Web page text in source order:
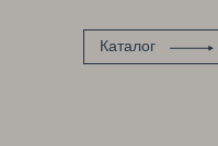
Каталог